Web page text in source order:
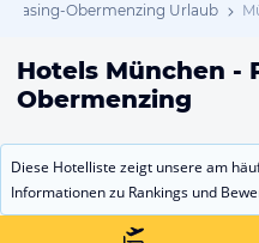
Pasing-Obermenzing Urlaub
Hotels München -
Obermenzing
Diese Hotelliste zeigt unsere am
Informationen zu Rankings und